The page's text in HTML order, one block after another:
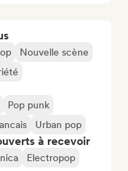
Nouvelle scène
Pop punk
Urban pop
à recevoir
Electropop